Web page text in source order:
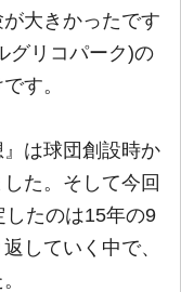
大きかったです
グリコパーク)の
す。
は球団創設時か
た。そして今回
たのは15年の9
していく中で、